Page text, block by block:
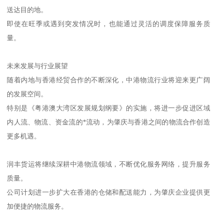
送达目的地。
即使在旺季或遇到突发情况时，也能通过灵活的调度保障服务质
量。
未来发展与行业展望
随着内地与香港经贸合作的不断深化，中港物流行业将迎来更广阔
的发展空间。
特别是《粤港澳大湾区发展规划纲要》的实施，将进一步促进区域
内人流、物流、资金流的*流动，为肇庆与香港之间的物流合作创造
更多机遇。
润丰货运将继续深耕中港物流领域，不断优化服务网络，提升服务
质量。
公司计划进一步扩大在香港的仓储和配送能力，为肇庆企业提供更
加便捷的物流服务。